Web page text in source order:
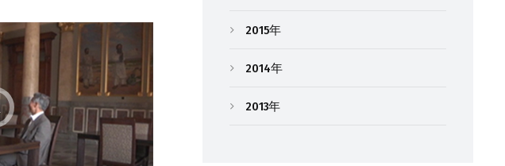
2015年
2014年
2013年